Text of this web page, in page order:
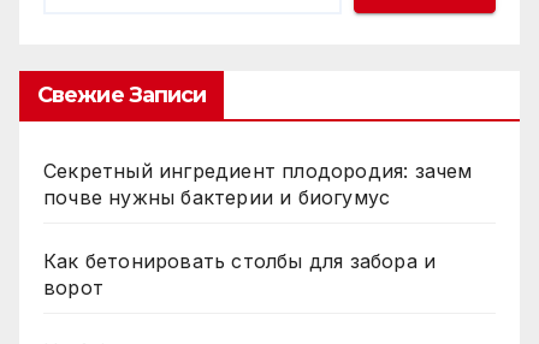
Свежие Записи
Секретный ингредиент плодородия: зачем
почве нужны бактерии и биогумус
Как бетонировать столбы для забора и
ворот